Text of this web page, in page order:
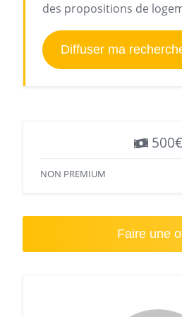
des propositions de
Diffuser ma
500€
NON PREMIUM
Faire une